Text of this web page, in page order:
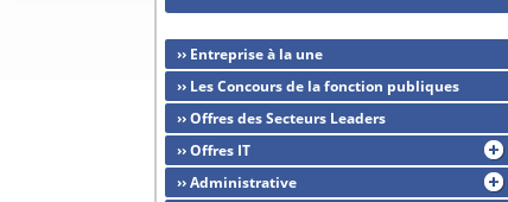
›› Entreprise à la une
›› Les Concours de la fonction publiques
›› Offres des Secteurs Leaders
›› Offres IT
›› Administrative